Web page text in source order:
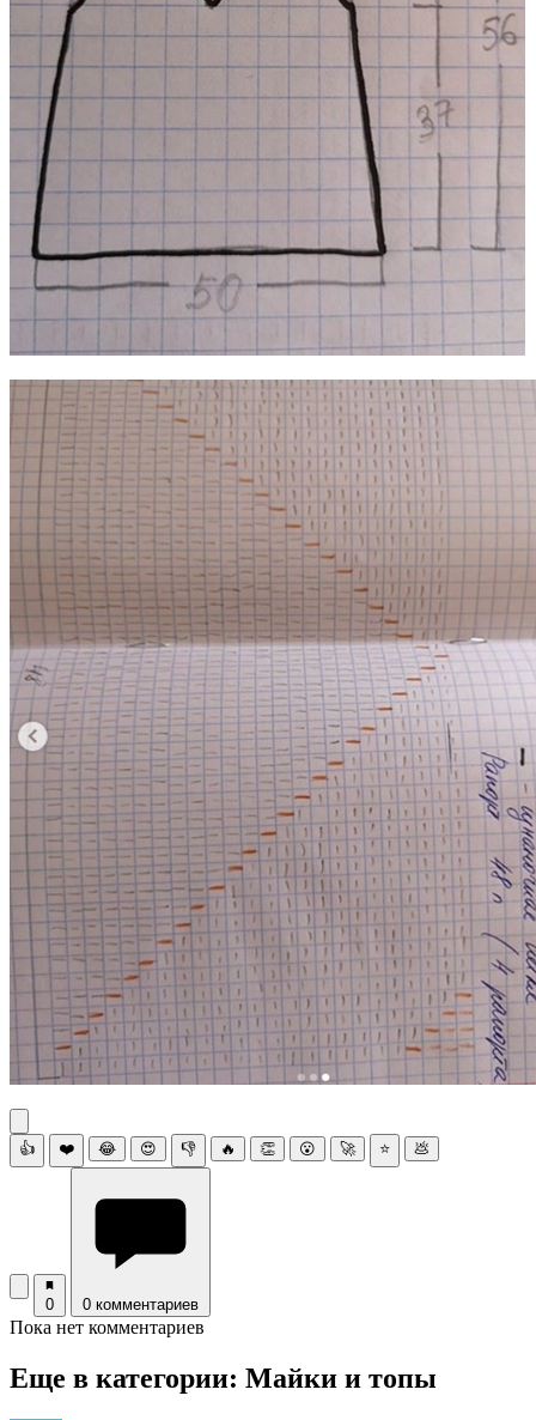
👍 ❤️ 😂 😍 👎 🔥 👏 😮 🚀 ⭐ 💩
0 0 комментариев
Пока нет комментариев
Еще в категории: Майки и топы